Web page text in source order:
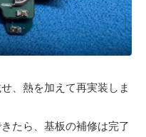
、熱を加えて再実装しま
たら、基板の補修は完了